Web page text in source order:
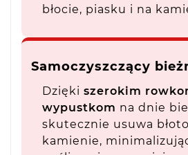
błocie, piasku i na
Samoczyszczący
Dzięki szerokim
wypustkom na dnie
skutecznie usuwa
kamienie,